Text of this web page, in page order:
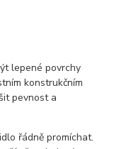
lepené povrchy
konstrukčním
pevnost a
řádně promíchat.